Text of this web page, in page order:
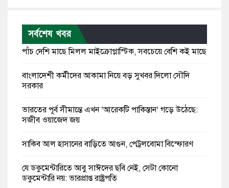
সর্বশেষ খবর
পাঁচ দেশি মাছে মিলল মাইক্রোপ্লাস্টিক, সবচেয়ে বেশি কই মাছে
বাংলাদেশী কর্মীদের আকামা নিয়ে বড় সুখবর দিলো সৌদি
সরকার
ভারতের পূর্ব সীমান্তে এখন ‘আরেকটি পাকিস্তান’ গড়ে উঠেছে:
সজীব ওয়াজেদ জয়
সাকিব আল হাসানের বাড়িতে আগুন, পেট্রলবোমা বিস্ফোরণ
যে ডকুমেন্টারিতে আবু সাঈদের ছবি নেই, সেটা কোনো
ডকুমেন্টারি নয়: ভারপ্রাপ্ত রাষ্ট্রপতি